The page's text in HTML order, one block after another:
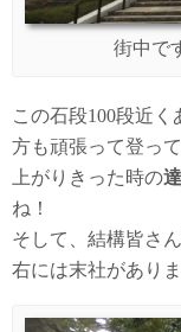
街中で
この石段100段近
方も頑張って登って
上がりきった時の
ね！
そして、結構皆さ
右には末社がありま